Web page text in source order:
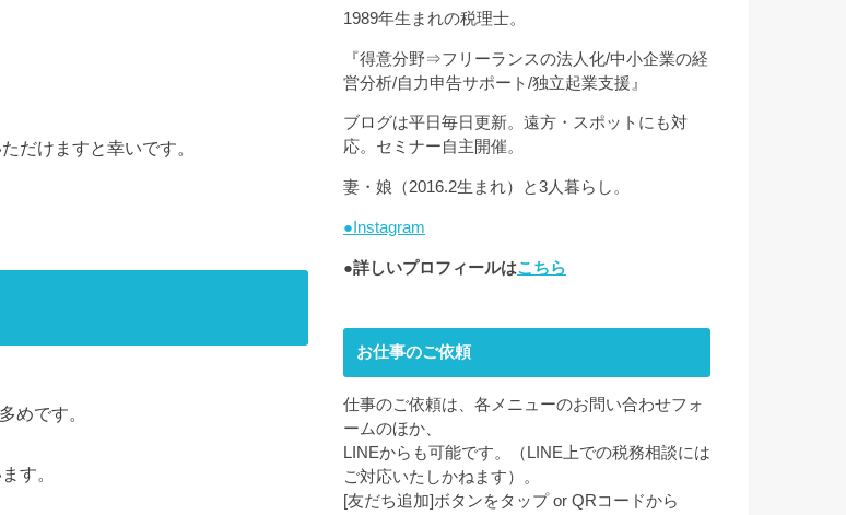
だけますと幸いです。
めです。
す。
1989年生まれの税理士。
『得意分野⇒フリーランスの法人化/中小企業の経
営分析/自力申告サポート/独立起業支援』
ブログは平日毎日更新。遠方・スポットにも対
応。セミナー自主開催。
妻・娘（2016.2生まれ）と3人暮らし。
●Instagram
●詳しいプロフィールはこちら
お仕事のご依頼
仕事のご依頼は、各メニューのお問い合わせフォ
ームのほか、
LINEからも可能です。（LINE上での税務相談には
ご対応いたしかねます）。
[友だち追加]ボタンをタップ or QRコードから